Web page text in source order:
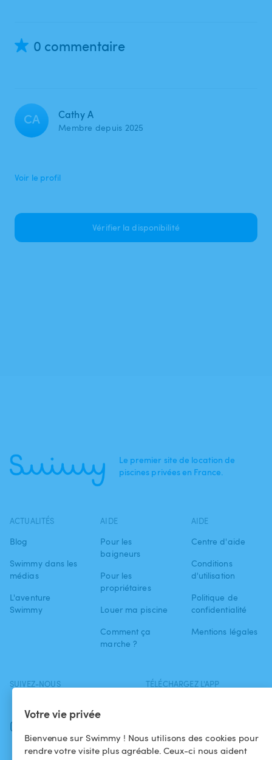
Votre vie privée
Bienvenue sur Swimmy ! Nous utilisons des cookies pour
rendre votre visite plus agréable. Ceux-ci nous aident
0 commentaire
CA Cathy A
Membre depuis 2025
Voir le profil
Vérifier la disponibilité
Le premier site de location de
piscines privées en France.
ACTUALITÉS
Blog
Swimmy dans les
médias
L'aventure
Swimmy
AIDE
Pour les
baigneurs
Pour les
propriétaires
Louer ma piscine
Comment ça
marche ?
AIDE
Centre d'aide
Conditions
d'utilisation
Politique de
confidentialité
Mentions légales
SUIVEZ-NOUS TÉLÉCHARGEZ L'APP